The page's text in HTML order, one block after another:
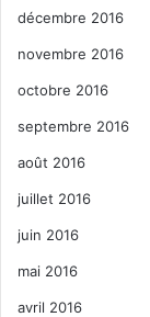
décembre 2016
novembre 2016
octobre 2016
septembre 2016
août 2016
juillet 2016
juin 2016
mai 2016
avril 2016